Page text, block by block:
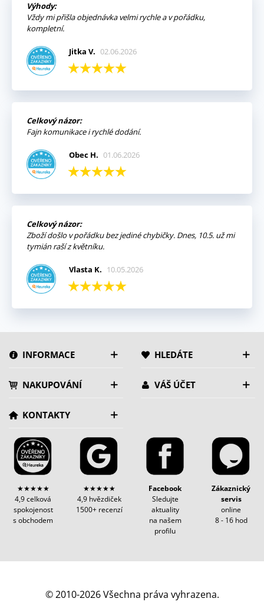
Výhody:
Vždy mi přišla objednávka velmi rychle a v pořádku,
kompletní.
Jitka V. 02.06.2026
Celkový názor:
Fajn komunikace i rychlé dodání.
Obec H. 01.06.2026
Celkový názor:
Zboží došlo v pořádku bez jediné chybičky. Dnes, 10.5. už mi
tymián raší z květníku.
Vlasta K. 10.05.2026
INFORMACE HLEDÁTE
NAKUPOVÁNÍ VÁŠ ÚČET
KONTAKTY
★★★★★
4,9 celková
spokojenost
s obchodem
★★★★★
4,9 hvězdiček
1500+ recenzí
Facebook
Sledujte
aktuality
na našem
profilu
Zákaznický
servis
online
8 - 16 hod
© 2010-2026 Všechna práva vyhrazena.